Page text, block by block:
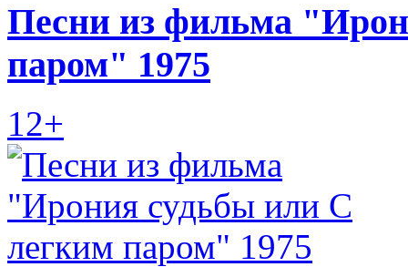
Песни из фильма
паром" 1975
12+